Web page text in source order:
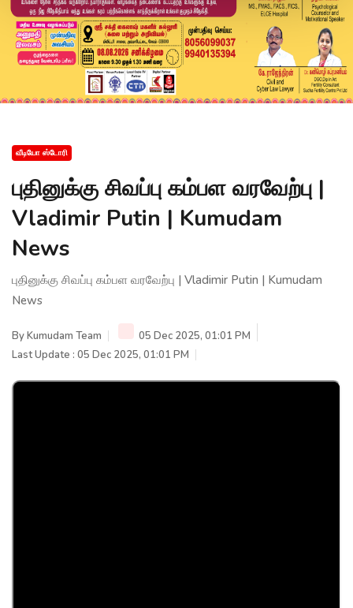
வீடியோ ஸ்டோரி
புதினுக்கு சிவப்பு கம்பள வரவேற்பு |
Vladimir Putin | Kumudam
News
புதினுக்கு சிவப்பு கம்பள வரவேற்பு | Vladimir Putin | Kumudam
News
ByKumudam Team
05 Dec 2025, 01:01 PM
Last Update : 05 Dec 2025, 01:01 PM